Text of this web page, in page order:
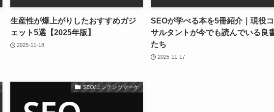
生産性が爆上がりしたおすすめガジ
ェット5選【2025年版】
2025-11-18
SEOが学べる本を5冊紹介｜現役
サルタントが今でも読んでいる良
たち
2025-11-17
SEO/コンテンツマーケ